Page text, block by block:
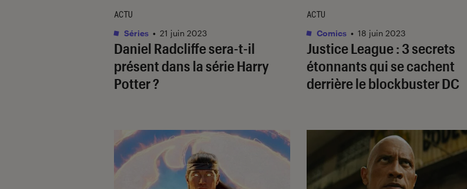
Daniel Radcliffe sera-t-il
présent dans la sérieHarry
Potter?
ACTU
Séries • 21 juin 2023
Justice League: 3 secrets
étonnants qui se cachent
derrière le blockbuster DC
ACTU
Comics • 18 juin 2023